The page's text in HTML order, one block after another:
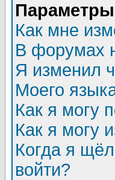
Параметры
Как мне
В форумах
Я изменил
Моего
Как я могу
Как я могу
Когда я
войти?